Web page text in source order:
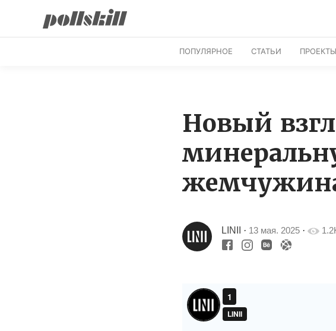
ПОПУЛЯРНОЕ СТАТЬИ ПРОЕКТЫ
Новый
LINII · 13 мая. 2025·